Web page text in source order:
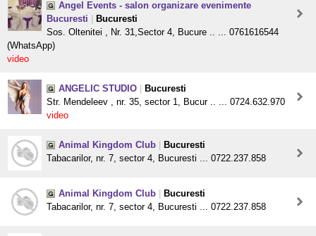
Angel Events - salon organizare evenimente
Bucuresti
Bucuresti
Sos. Oltenitei , Nr. 31,Sector 4, Bucure .. ... 0761616544
(WhatsApp)
video
ANGELIC STUDIO
Bucuresti
Str. Mendeleev , nr. 35, sector 1, Bucur .. ... 0724.632.970
video
Animal Kingdom Club
Bucuresti
Tabacarilor, nr. 7, sector 4, Bucuresti ... 0722.237.858
Animal Kingdom Club
Bucuresti
Tabacarilor, nr. 7, sector 4, Bucuresti ... 0722.237.858